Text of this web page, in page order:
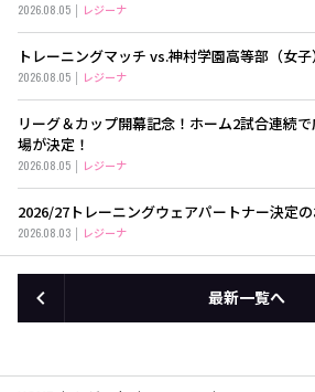
2026.08.05 レジーナ
トレーニングマッチ vs.神村学園高等部（女
2026.08.05 レジーナ
リーグ＆カップ開幕記念！ホーム2試合連続
場が決定！
2026.08.05 レジーナ
2026/27トレーニングウェアパートナー決定
2026.08.03 レジーナ
最新一覧へ